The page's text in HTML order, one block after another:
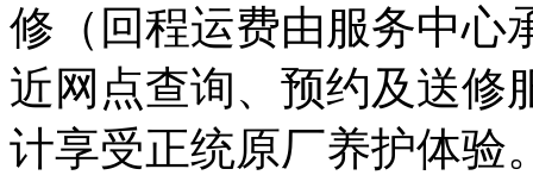
修（回程运费由服务中心
近网点查询、预约及送修
计享受正统原厂养护体验